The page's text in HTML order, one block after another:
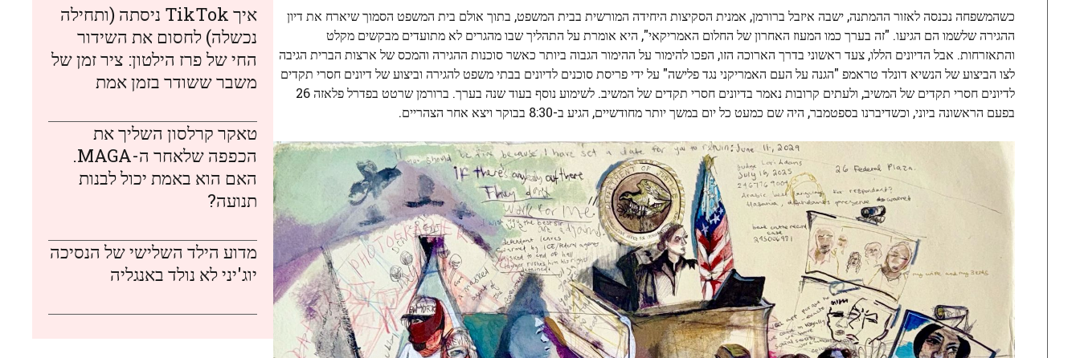
כשהמשפחה נכנסה לאזור ההמתנה, ישבה איזבל ברורמן, אמנית הסקיצות היחידה המורשית בבית המשפט, בתוך אולם בית המשפט הסמוך שיארח את דיון
ההגירה שלשמו הם הגיעו. "זה בערך כמו המעוז האחרון של החלום האמריקאי", היא אומרת על התהליך שבו מהגרים לא מתועדים מבקשים מקלט
והתאזרחות. אבל הדיונים הללו, צעד ראשוני בדרך הארוכה הזו, הפכו להימור על ההימור הגבוה ביותר כאשר סוכנות ההגירה והמכס של ארצות הברית הגיבה
לצו הביצוע של הנשיא דונלד טראמפ "הגנה על העם האמריקני נגד פלישה" על ידי פריסת סוכנים לדיונים בבתי משפט להגירה וביצוע של דיונים חסרי תקדים
לדיונים חסרי תקדים של המשיב, ולעתים קרובות נאמר בדיונים חסרי תקדים של המשיב. לשימוע נוסף בעוד שנה בערך. ברורמן שרטט בפדרל פלאזה 26
בפעם הראשונה ביוני, וכשדיברנו בספטמבר, היה שם כמעט כל יום במשך יותר מחודשיים, הגיע ב-8:30 בבוקר ויצא אחר הצהריים.
איך TikTok ניסתה (ותחילה
נכשלה) לחסום את השידור
החי של פרז הילטון: ציר זמן של
משבר ששודר בזמן אמת
טאקר קרלסון השליך את
הכפפה שלאחר ה-MAGA.
האם הוא באמת יכול לבנות
תנועה?
מדוע הילד השלישי של הנסיכה
יוג'יני לא נולד באנגליה